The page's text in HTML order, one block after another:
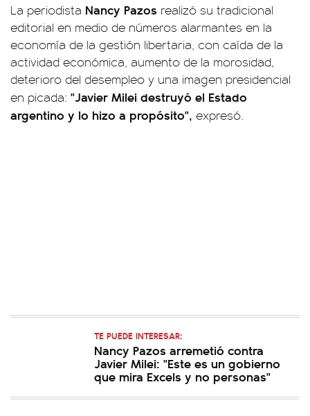
La periodista Nancy Pazos realizó su tradicional
editorial en medio de números alarmantes en la
economía de la gestión libertaria, con caída de la
actividad económica, aumento de la morosidad,
deterioro del desempleo y una imagen presidencial
en picada: "Javier Milei destruyó el Estado
argentino y lo hizo a propósito", expresó.
TE PUEDE INTERESAR:
Nancy Pazos arremetió contra
Javier Milei: "Este es un gobierno
que mira Excels y no personas"